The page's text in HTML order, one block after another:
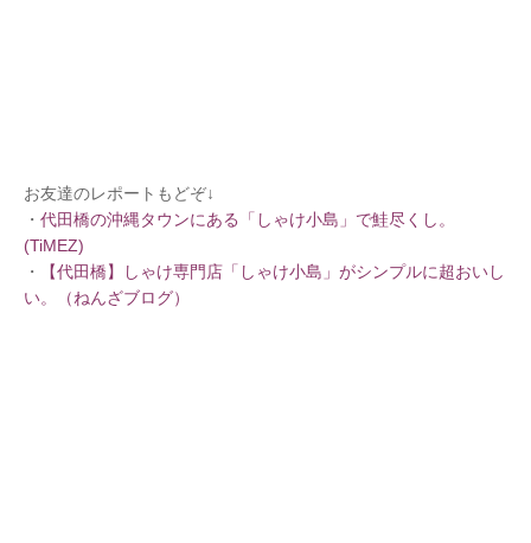
お友達のレポートもどぞ↓
・ 代田橋の沖縄タウンにある「しゃけ小島」で鮭尽くし。
(TiMEZ)
・
【代田橋】しゃけ専門店「しゃけ小島」がシンプルに超おいし
い。（ねんざブログ）